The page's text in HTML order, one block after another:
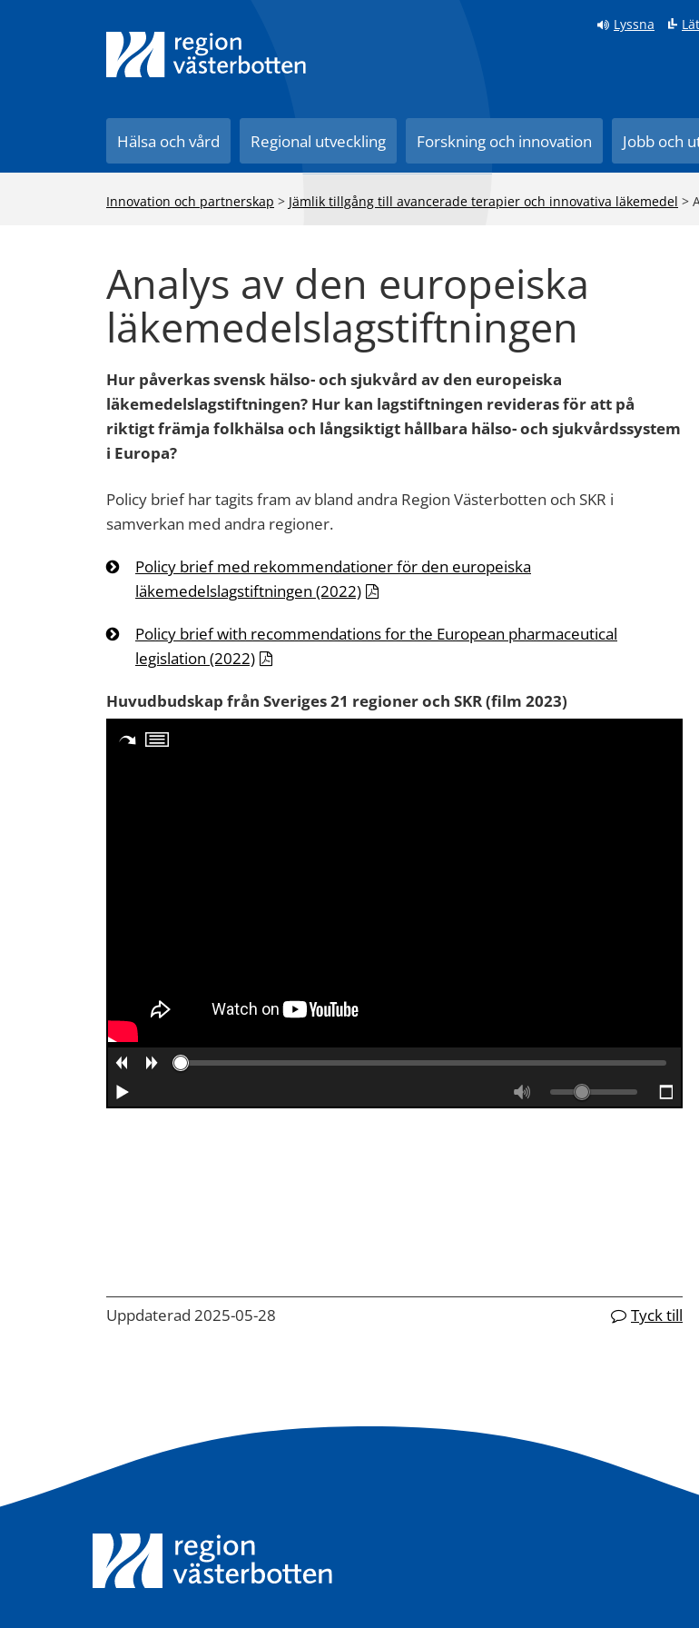
Lyssna
Hälsa och vård Regional utveckling Forskning och innovation Jobb och
Innovation och partnerskap > Jämlik tillgång till avancerade terapier och innovativa läkemedel >
Analys av den europeiska
läkemedelslagstiftningen
Hur påverkas svensk hälso- och sjukvård av den europeiska
läkemedelslagstiftningen? Hur kan lagstiftningen revideras för att på
riktigt främja folkhälsa och långsiktigt hållbara hälso- och sjukvårdssystem
i Europa?
Policy brief har tagits fram av bland andra Region Västerbotten och SKR i
samverkan med andra regioner.
Policy brief med rekommendationer för den europeiska
läkemedelslagstiftningen (2022)
Policy brief with recommendations for the European pharmaceutical
legislation (2022)
Huvudbudskap från Sveriges 21 regioner och SKR (film 2023)
Uppdaterad 2025-05-28 Tyck till